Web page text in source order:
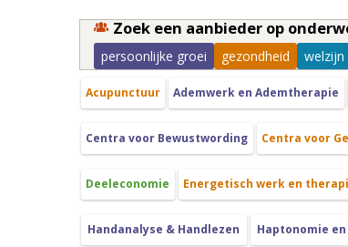
Zoek een aanbieder op
persoonlijke groei gezondheid welzijn
Acupunctuur Ademwerk en Ademtherapie
Centra voor Bewustwording Centra voor
Deeleconomie Energetisch werk en
Handanalyse & Handlezen Haptonomie